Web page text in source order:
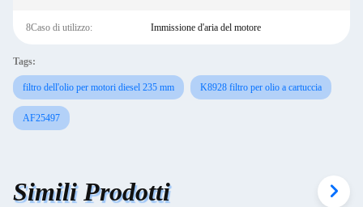
8Caso di utilizzo: Immissione d'aria del motore
Tags:
filtro dell'olio per motori diesel 235 mm K8928 filtro per olio a cartuccia
AF25497
Simili Prodotti